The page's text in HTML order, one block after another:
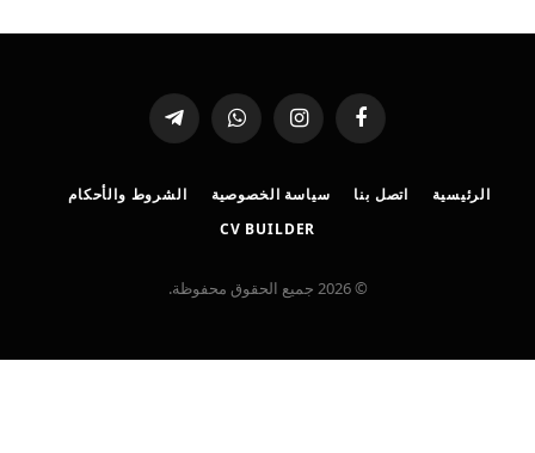
فيسبوك الانستغرامواتساب تيلقرام
الرئيسية اتصل بنا سياسة الخصوصية
الشروط والأحكام
CV BUILDER
© 2026 جميع الحقوق محفوظة.